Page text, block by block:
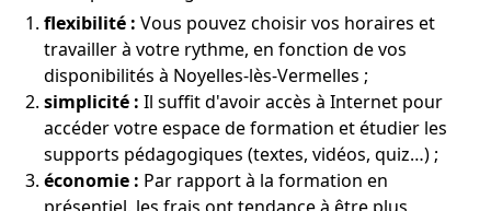
flexibilité : Vous pouvez choisir vos horaires et
travailler à votre rythme, en fonction de vos
disponibilités à Noyelles-lès-Vermelles ;
simplicité : Il suffit d'avoir accès à Internet pour
accéder votre espace de formation et étudier les
supports pédagogiques (textes, vidéos, quiz…) ;
économie : Par rapport à la formation en